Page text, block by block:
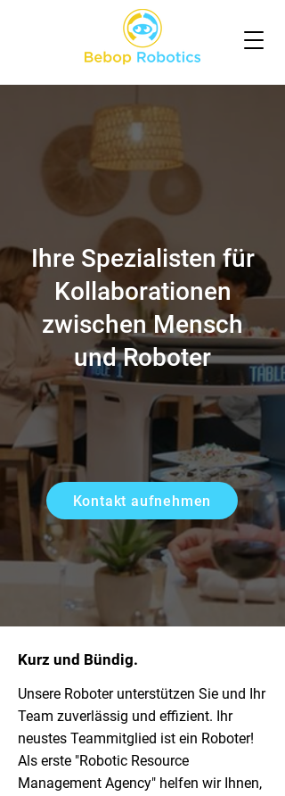
Ihre Spezialisten für
Kollaborationen
zwischen Mensch
und Roboter
Kontakt aufnehmen
Kurz und Bündig.
Unsere Roboter unterstützen Sie und Ihr
Team zuverlässig und effizient. Ihr
neustes Teammitglied ist ein Roboter!
Als erste "Robotic Resource
Management Agency" helfen wir Ihnen,